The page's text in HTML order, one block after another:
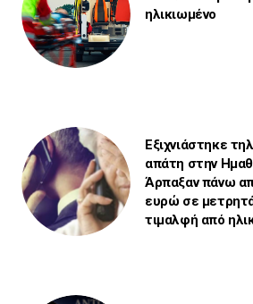
ηλικιωμένο
Εξιχνιάστηκε
απάτη στην
Άρπαξαν πάνω
ευρώ σε
τιμαλφή από